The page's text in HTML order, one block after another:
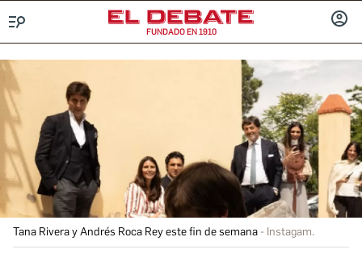
FUNDADO EN 1910
Tana Rivera y Andrés Roca Rey este fin de semana Instagam.